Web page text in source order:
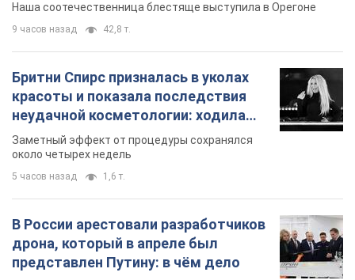
Наша соотечественница блестяще выступила в Орегоне
9 часов назад 42,8 т.
Бритни Спирс призналась в уколах
красоты и показала последствия
неудачной косметологии: ходила
так почти месяц
Заметный эффект от процедуры сохранялся
около четырех недель
5 часов назад 1,6 т.
В России арестовали разработчиков
дрона, который в апреле был
представлен Путину: в чём дело